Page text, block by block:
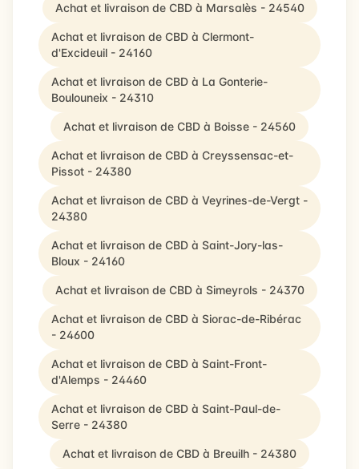
Achat et livraison de CBD à Marsalès - 24540
Achat et livraison de CBD à Clermont-
d'Excideuil - 24160
Achat et livraison de CBD à La Gonterie-
Boulouneix - 24310
Achat et livraison de CBD à Boisse - 24560
Achat et livraison de CBD à Creyssensac-et-
Pissot - 24380
Achat et livraison de CBD à Veyrines-de-Vergt -
24380
Achat et livraison de CBD à Saint-Jory-las-
Bloux - 24160
Achat et livraison de CBD à Simeyrols - 24370
Achat et livraison de CBD à Siorac-de-Ribérac
- 24600
Achat et livraison de CBD à Saint-Front-
d'Alemps - 24460
Achat et livraison de CBD à Saint-Paul-de-
Serre - 24380
Achat et livraison de CBD à Breuilh - 24380